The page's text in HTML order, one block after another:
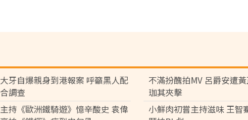
大牙自爆親身到港報案 呼籲黑人配
合調查
不滿扮醜拍MV 呂爵安遭
珈其夾擊
主持《歐洲鐵騎遊》憶辛酸史 袁偉
小鮮肉初嘗主持滋味 王智